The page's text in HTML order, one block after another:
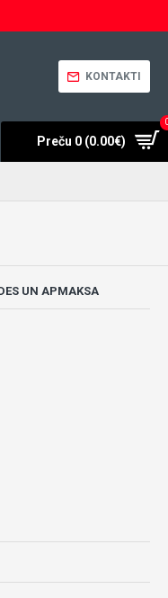
KONTAKTI
Preču 0 (0.00€)
UN APMAKSA